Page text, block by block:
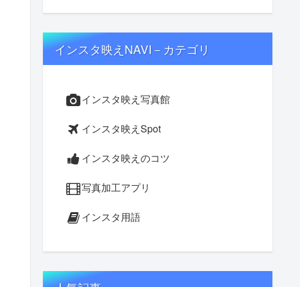
インスタ映えNAVI－カテゴリ
インスタ映え写真館
インスタ映えSpot
インスタ映えのコツ
写真加工アプリ
インスタ用語